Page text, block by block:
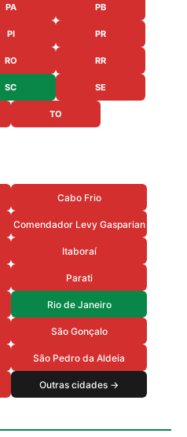
PA PB
PI PR
RO RR
SC SE
TO
Cabo Frio
Comendador Levy Gasparian
Itaboraí
Parati
Rio de Janeiro
São Gonçalo
São Pedro da Aldeia
Outras cidades →